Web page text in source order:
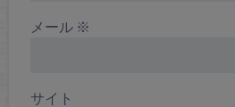
メール ※
サイト